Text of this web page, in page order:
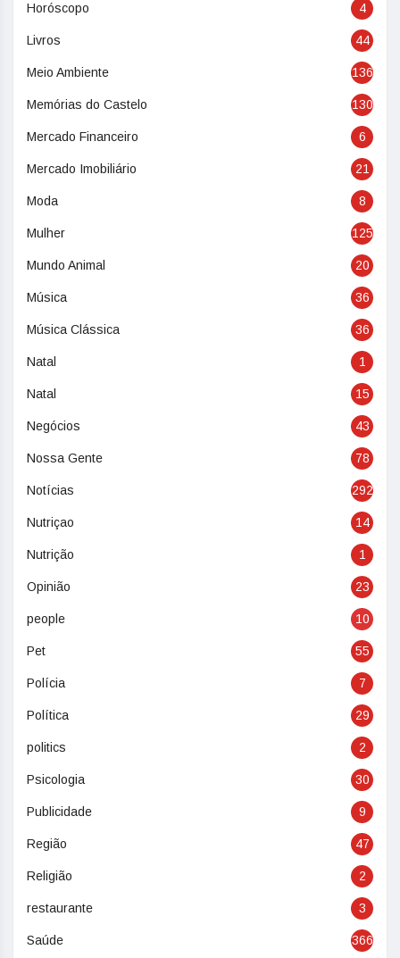
Horóscopo 4
Livros 44
Meio Ambiente 136
Memórias do Castelo 130
Mercado Financeiro 6
Mercado Imobiliário 21
Moda 8
Mulher 125
Mundo Animal 20
Música 36
Música Clássica 36
Natal 1
Natal 15
Negócios 43
Nossa Gente 78
Notícias 292
Nutriçao 14
Nutrição 1
Opinião 23
people 10
Pet 55
Polícia 7
Política 29
politics 2
Psicologia 30
Publicidade 9
Região 47
Religião 2
restaurante 3
Saúde 366